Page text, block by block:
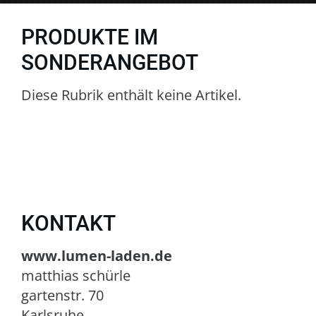
PRODUKTE IM
SONDERANGEBOT
Diese Rubrik enthält keine Artikel.
KONTAKT
www.lumen-laden.de
matthias schürle
gartenstr. 70